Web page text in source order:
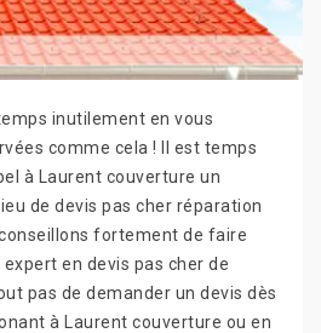
inutilement en vous
comme cela ! Il est temps
à Laurent couverture un
de devis pas cher réparation
fortement de faire
en devis pas cher de
pas de demander un devis dès
à Laurent couverture ou en